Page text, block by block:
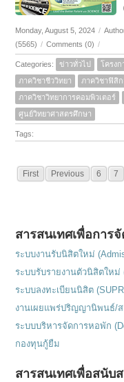
Monday, August 5, 2024 /
(5565) / Comments (0) /
Categories: ข่าวทั่วไป โครงก
ภาควิชาชีววิทยา
ภาควิชาฟิสิก
ภาควิชาวิทยาการคอมพิวเตอร์
ศูนย์วิทยาศาสตรศึกษา
Tags:
First Previous 6 7
สารสนเทศเพื่อการ
ระบบงานรับนิสิตใหม่
ระบบรับรายงานตัวนิสิตใหม่
ระบบลงทะเบียนนิสิต
งานเผยแพร่ปริญญานิพนธ์/
ระบบบริหารจัดการหอพัก
กองทุนกู้ยืม
สารสนเทศเพื่อสนับ